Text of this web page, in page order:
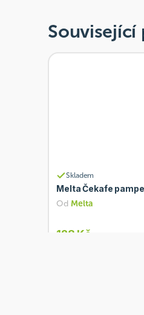
Skladem
Melta Čekafe
OdMelta
128 Kč